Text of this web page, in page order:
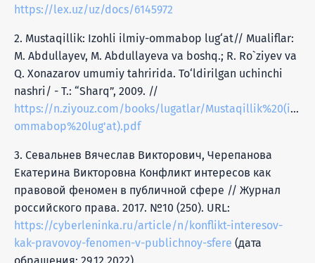
https://lex.uz/uz/docs/6145972
2. Mustaqillik: Izohli ilmiy-ommabop lug‘at// Mualiflar:
M. Abdullayev, M. Abdullayeva va boshq.; R. Ro`ziyev va
Q. Xonazarov umumiy tahririda. To‘ldirilgan uchinchi
nashri/ - T.: “Sharq”, 2009. //
https://n.ziyouz.com/books/lugatlar/
ommabop%20lug'at).pdf
3. Севальнев Вячеслав Викторович, Черепанова
Екатерина Викторовна Конфликт интересов как
правовой феномен в публичной сфере // Журнал
российского права. 2017. №10 (250). URL:
https://cyberleninka.ru/article/n/konflikt-interesov-
kak-pravovoy-fenomen-v-publichnoy-sfere (дата
обращения: 29.12.2022).